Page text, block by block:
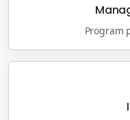
Program